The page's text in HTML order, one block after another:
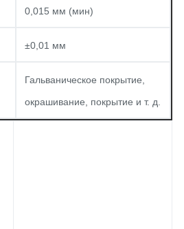
0,015 мм (мин)
±0,01 мм
Гальваническое покрытие,
окрашивание, покрытие и т. д.